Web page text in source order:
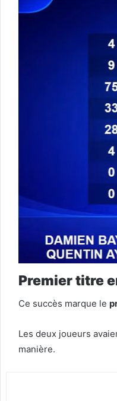
Premier titre
Ce succès marque le
Les deux joueurs
manière.